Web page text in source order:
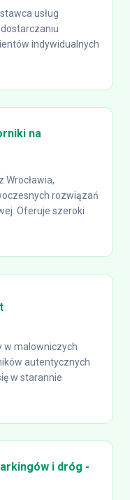
usług
indywidualnych
na
rozwiązań
Oferuje szeroki
w malowniczych
autentycznych
w starannie
i dróg -